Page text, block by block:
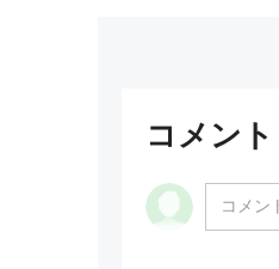
コメント